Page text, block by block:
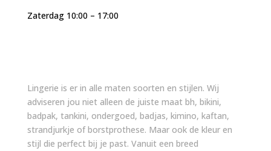
Zaterdag 10:00 – 17:00
Lingerie is er in alle maten soorten en stijlen. Wij
adviseren jou niet alleen de juiste maat bh, bikini,
badpak, tankini, ondergoed, badjas, kimino, kaftan,
strandjurkje of borstprothese. Maar ook de kleur en
stijl die perfect bij je past. Vanuit een breed